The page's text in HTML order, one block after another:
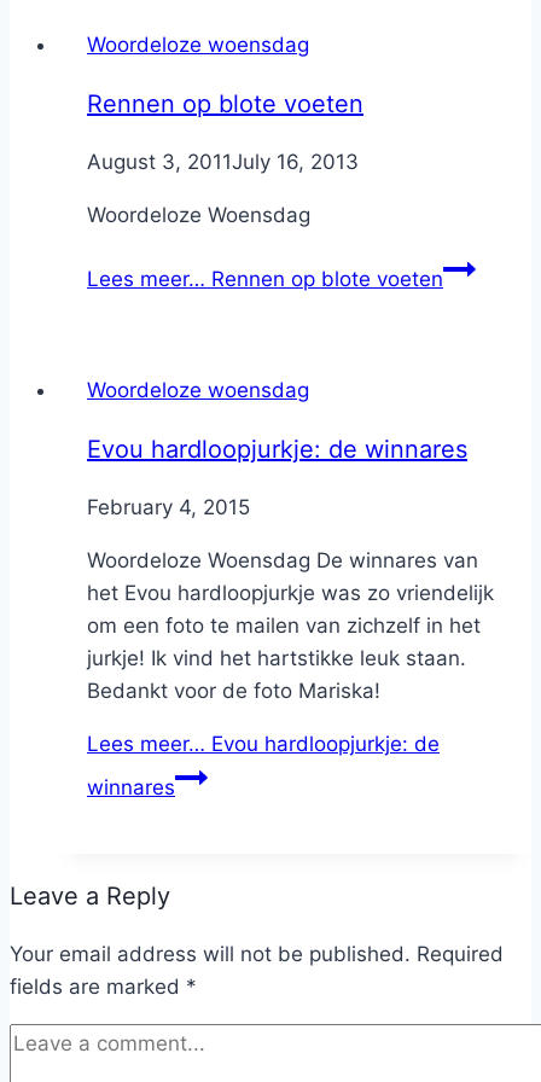
Woordeloze woensdag
Rennen op blote voeten
ByNicole
August 3, 2011July 16, 2013
Woordeloze Woensdag
Lees meer… Rennen op blote voeten
Woordeloze woensdag
Evou hardloopjurkje: de winnares
ByNicole
February 4, 2015
Woordeloze Woensdag De winnares van
het Evou hardloopjurkje was zo vriendelijk
om een foto te mailen van zichzelf in het
jurkje! Ik vind het hartstikke leuk staan.
Bedankt voor de foto Mariska!
Lees meer… Evou hardloopjurkje: de
winnares
Leave a Reply
Your email address will not be published. Required
fields are marked *